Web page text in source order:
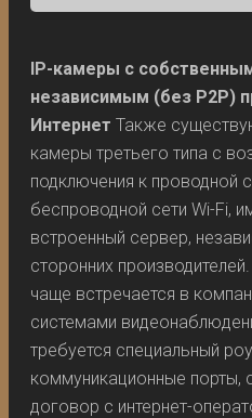
IP-камеры с
независимым (без P2P)
Интернет Также
камеры третьего типа с
подключения к проводной
беспроводной сети Wi-Fi,
встроенный сервер,
сторонних
чаще встречается в
системами
требуется специальный
коммуникационные порты,
договор с интернет-